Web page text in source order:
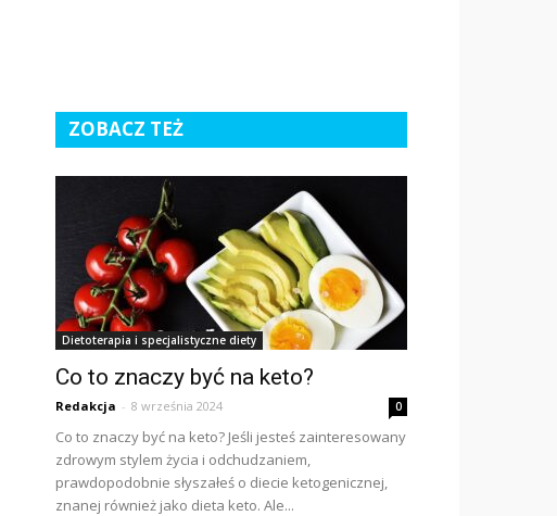
ZOBACZ TEŻ
Dietoterapia i specjalistyczne diety
Co to znaczy być na keto?
Redakcja - 8 września 2024 0
Co to znaczy być na keto? Jeśli jesteś zainteresowany
zdrowym stylem życia i odchudzaniem,
prawdopodobnie słyszałeś o diecie ketogenicznej,
znanej również jako dieta keto. Ale...